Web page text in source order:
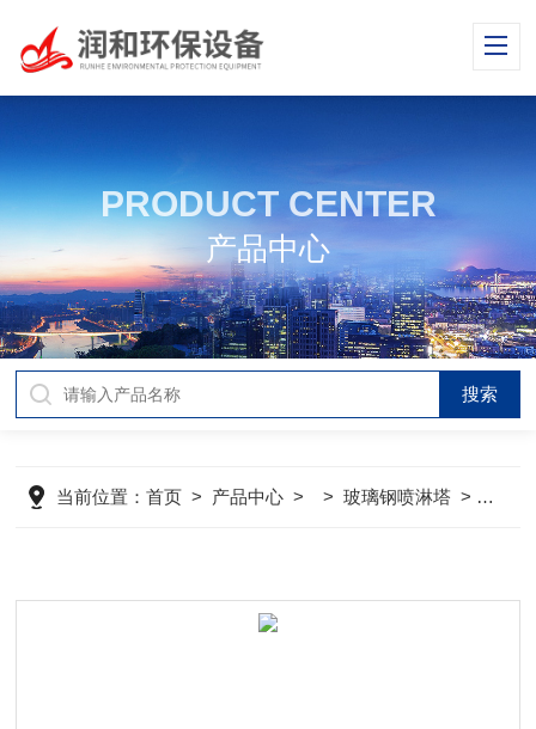
PRODUCT CENTER
产品中心
当前位置：首页 > 产品中心 > >玻璃钢喷淋塔 > 橡胶